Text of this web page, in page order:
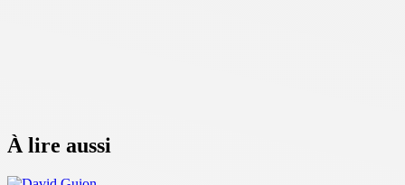
À lire aussi